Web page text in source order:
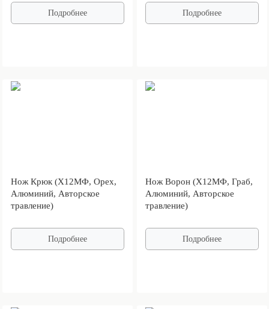
Подробнее Подробнее
Нож Крюк (Х12МФ, Орех,
Алюминий, Авторское
травление)
Подробнее
Нож Ворон (Х12МФ, Граб,
Алюминий, Авторское
травление)
Подробнее